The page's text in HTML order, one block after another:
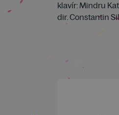
klavír: Mindru
dir. Constantin